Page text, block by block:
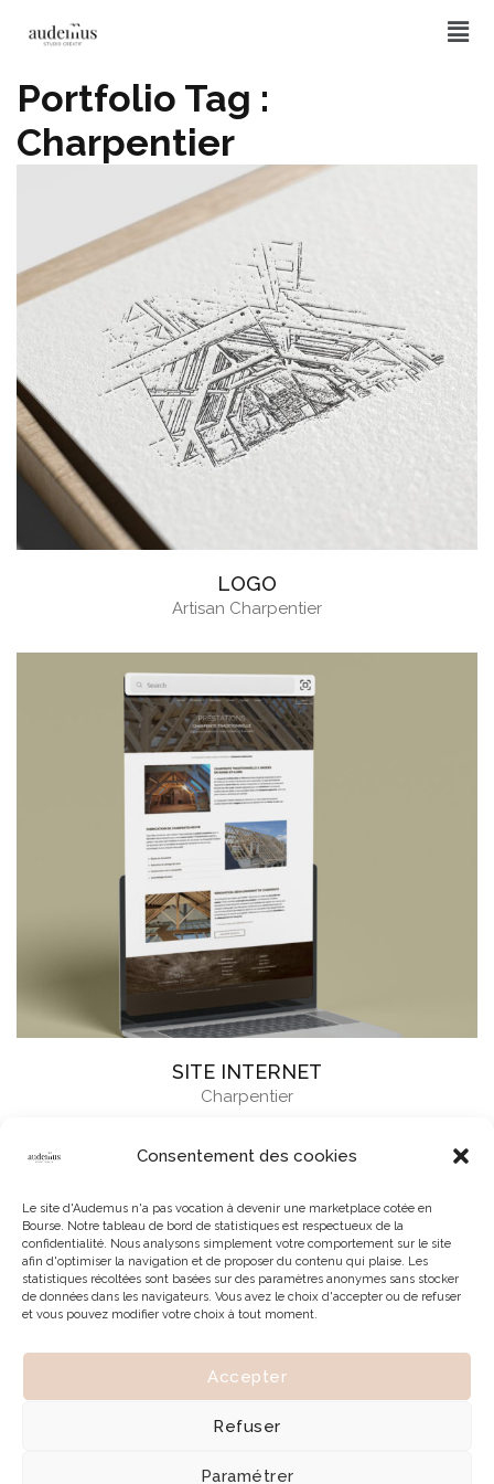
Consentement des cookies
Le site d'Audemus n'a pas vocation à devenir une marketplace cotée en
Bourse. Notre tableau de bord de statistiques est respectueux de la
confidentialité. Nous analysons simplement votre comportement sur le site
afin d'optimiser la navigation et de proposer du contenu qui plaise. Les
statistiques récoltées sont basées sur des paramètres anonymes sans stocker
de données dans les navigateurs. Vous avez le choix d'accepter ou de refuser
et vous pouvez modifier votre choix à tout moment.
Accepter
Refuser
Paramétrer
Portfolio Tag :
Charpentier
LOGO
Artisan Charpentier
SITE INTERNET
Charpentier
© 2026 | Tous droits réservés à Audemus